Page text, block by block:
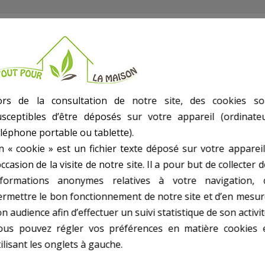
22 m3
AUTRES PRODUITS DANS JUPITER TITAN
de la consultation de notre site, des cookies
d’être déposés sur votre appareil
portable ou tablette).
« cookie » est un fichier texte déposé sur votre
de la visite de notre site. Il a pour but de collecter
anonymes relatives à votre navigation,
le bon fonctionnement de notre site et d’en
audience afin d’effectuer un suivi statistique de son
pouvez régler vos préférences en matière cookies
les onglets à gauche.